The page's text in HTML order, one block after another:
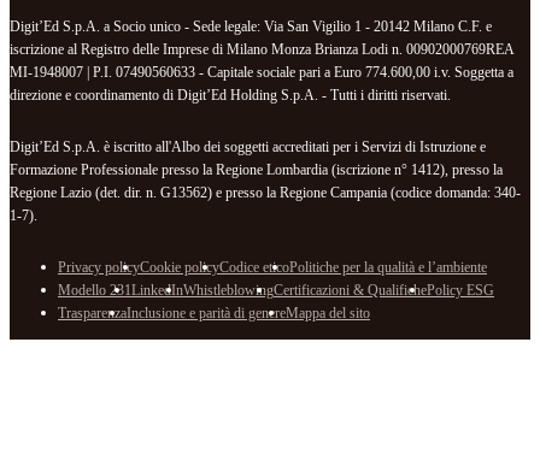
Digit’Ed S.p.A. a Socio unico - Sede legale: Via San Vigilio 1 - 20142 Milano C.F. e
iscrizione al Registro delle Imprese di Milano Monza Brianza Lodi n. 00902000769REA
MI-1948007 | P.I. 07490560633 - Capitale sociale pari a Euro 774.600,00 i.v. Soggetta a
direzione e coordinamento di Digit’Ed Holding S.p.A. - Tutti i diritti riservati.
Digit’Ed S.p.A. è iscritto all'Albo dei soggetti accreditati per i Servizi di Istruzione e
Formazione Professionale presso la Regione Lombardia (iscrizione n° 1412), presso la
Regione Lazio (det. dir. n. G13562) e presso la Regione Campania (codice domanda: 340-
1-7).
Privacy policyCookie policyCodice eticoPolitiche per la qualità e l’ambiente
Modello 231LinkedInWhistleblowingCertificazioni & QualifichePolicy ESG
TrasparenzaInclusione e parità di genereMappa del sito